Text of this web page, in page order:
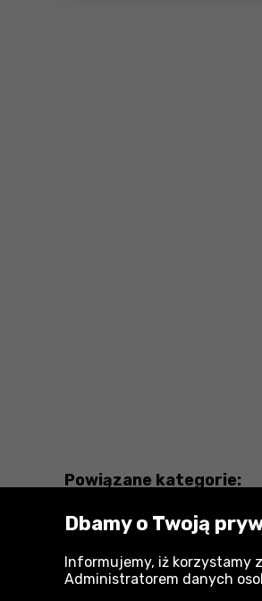
Powiązane kategorie:
Proline
Osprzęt systemowy Proline
Dbamy o Twoją
Informujemy, iż korzystamy
Administratorem danych